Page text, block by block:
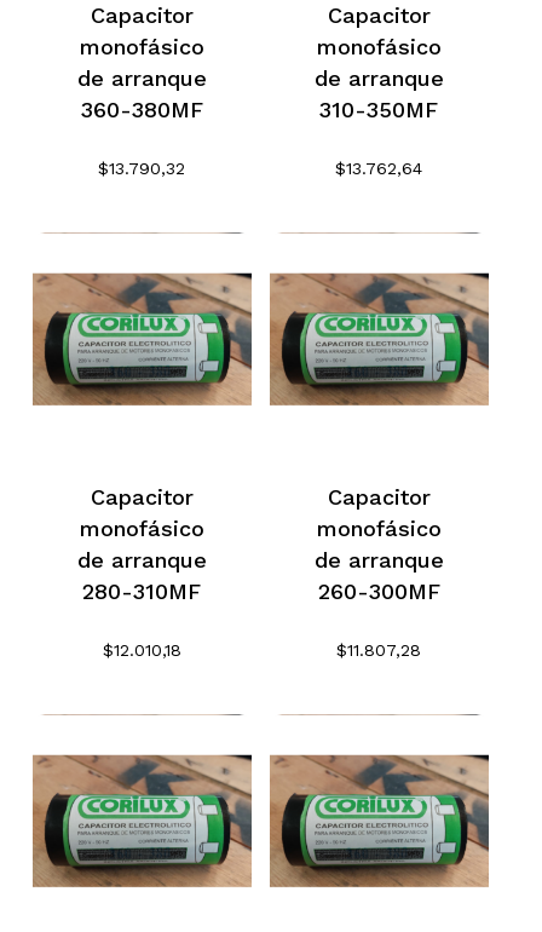
No hay productos en el
carrito.
Capacitor
monofásico
de arranque
360-380MF
$13.790,32
Capacitor
monofásico
de arranque
310-350MF
$13.762,64
Capacitor
monofásico
de arranque
280-310MF
$12.010,18
Capacitor
monofásico
de arranque
260-300MF
$11.807,28